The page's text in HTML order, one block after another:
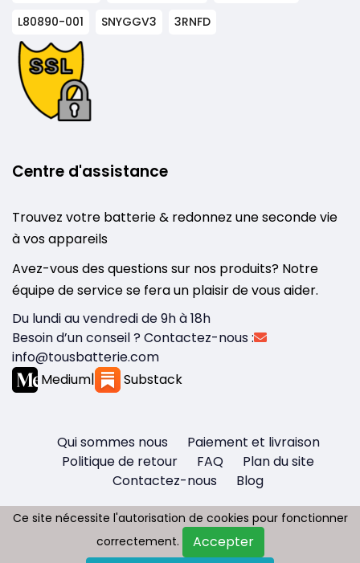
L80890-001
SNYGGV3 3RNFD
Centre d'assistance
Trouvez votre batterie & redonnez une seconde vie
à vos appareils
Avez-vous des questions sur nos produits? Notre
équipe de service se fera un plaisir de vous aider.
Du lundi au vendredi de 9h à 18h
Besoin d’un conseil ? Contactez-nous :
info@tousbatterie.com
Medium| Substack
Qui sommes nous
Paiement et livraison
Politique de retour
FAQ
Plan du site
Contactez-nous
Blog
Copyright © 2026 - Tous droit réservés
Ce site nécessite l'autorisation de cookies pour fonctionner
correctement.
Accepter
Ce site nécessite l'autorisation de cookies pour fonctionner
correctement.
Accepter